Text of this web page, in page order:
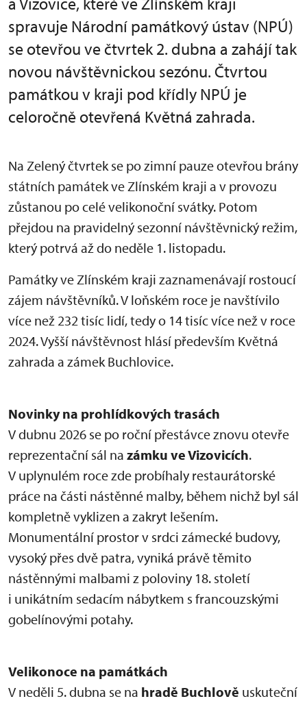
spravuje Národní památkový ústav (NPÚ)
se otevřou ve čtvrtek 2. dubna a zahájí tak
novou návštěvnickou sezónu. Čtvrtou
památkou v kraji pod křídly NPÚ je
celoročně otevřená Květná zahrada.
Na Zelený čtvrtek se po zimní pauze otevřou brány
státních památek ve Zlínském kraji a v provozu
zůstanou po celé velikonoční svátky. Potom
přejdou na pravidelný sezonní návštěvnický režim,
který potrvá až do neděle 1. listopadu.
Památky ve Zlínském kraji zaznamenávají rostoucí
zájem návštěvníků. V loňském roce je navštívilo
více než 232 tisíc lidí, tedy o 14 tisíc více než v roce
2024. Vyšší návštěvnost hlásí především Květná
zahrada a zámek Buchlovice.
Novinky na prohlídkových trasách
V dubnu 2026 se po roční přestávce znovu otevře
reprezentační sál na zámku ve Vizovicích.
V uplynulém roce zde probíhaly restaurátorské
práce na části nástěnné malby, během nichž byl sál
kompletně vyklizen a zakryt lešením.
Monumentální prostor v srdci zámecké budovy,
vysoký přes dvě patra, vyniká právě těmito
nástěnnými malbami z poloviny 18. století
i unikátním sedacím nábytkem s francouzskými
gobelínovými potahy.
Velikonoce na památkách
V neděli 5. dubna se na hradě Buchlově uskuteční